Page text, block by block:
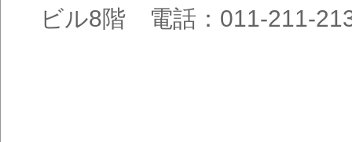
ビル8階 電話：011-211-